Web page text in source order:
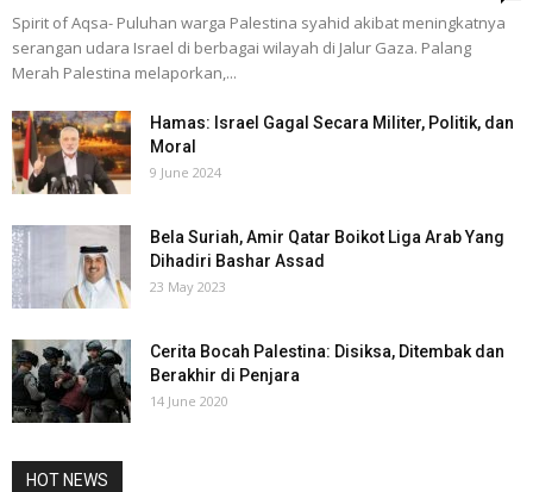
Spirit of Aqsa- Puluhan warga Palestina syahid akibat meningkatnya
serangan udara Israel di berbagai wilayah di Jalur Gaza. Palang
Merah Palestina melaporkan,...
Hamas: Israel Gagal Secara Militer, Politik, dan
Moral
9 June 2024
Bela Suriah, Amir Qatar Boikot Liga Arab Yang
Dihadiri Bashar Assad
23 May 2023
Cerita Bocah Palestina: Disiksa, Ditembak dan
Berakhir di Penjara
14 June 2020
HOT NEWS